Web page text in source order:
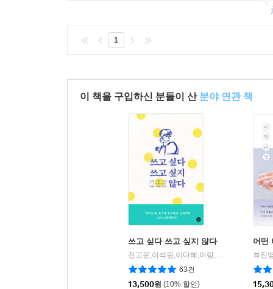
1
이 책을 구입하신 분들이 산 분야 연관 책
쓰고 싶다 쓰고 싶지 않다
전고운,이석원,이다혜,이랑,박정민,김종관,백세희,한은형,임대형 공저
63건
13,500원 (10% 할인)
어떤
최진